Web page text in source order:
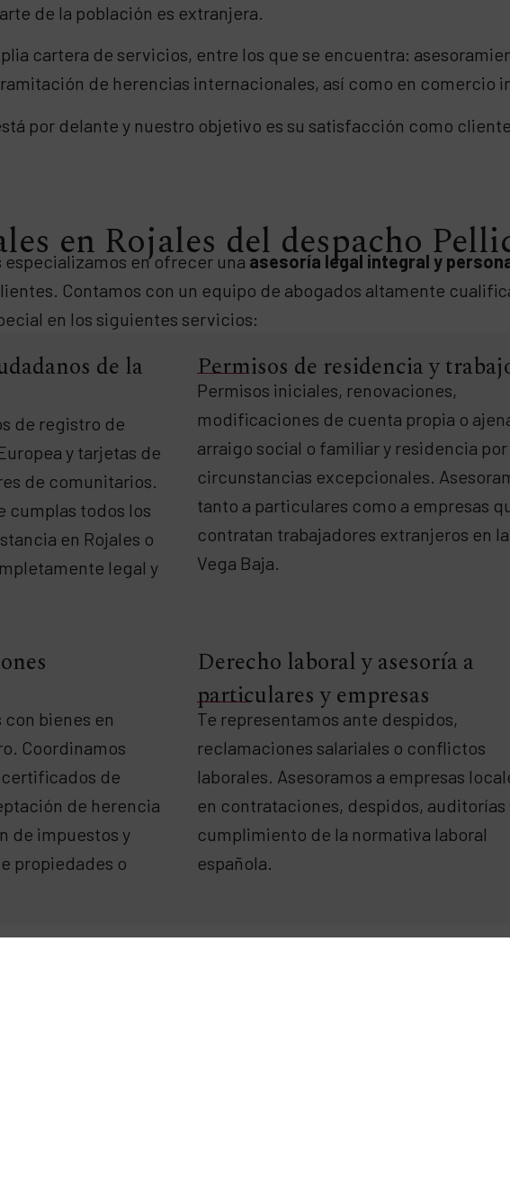
de la población es extranjera.
cartera de servicios, entre los que se encuentra:
de herencias internacionales, así como en comercio
por delante y nuestro objetivo es su satisfacción como cliente.
en Rojales del despacho
especializamos en ofrecer una asesoría legal integral y
Contamos con un equipo de abogados altamente
en los siguientes servicios:
de la
de registro de
y tarjetas de
de comunitarios.
cumplas todos los
en Rojales o
legal y
Permisos de residencia y
Permisos iniciales, renovaciones,
modificaciones de cuenta propia o
arraigo social o familiar y residencia por
circunstancias excepcionales.
tanto a particulares como a empresas
contratan trabajadores extranjeros en la
Vega Baja.
bienes en
Coordinamos
de
de herencia
de impuestos y
propiedades o
Derecho laboral y asesoría a
particulares y empresas
Te representamos ante despidos,
reclamaciones salariales o conflictos
laborales. Asesoramos a empresas
en contrataciones, despidos, auditorías
cumplimiento de la normativa laboral
española.